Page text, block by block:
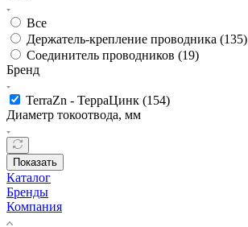
Все
Держатель-крепление проводника (135)
Соединитель проводников (19)
Бренд
TerraZn - ТерраЦинк (154)
Диаметр токоотвода, мм
Показать
Каталог
Бренды
Компания